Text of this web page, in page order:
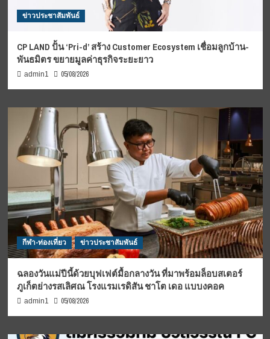
ข่าวประชาสัมพันธ์
CP LAND ปั้น ‘Pri-d’ สร้าง Customer Ecosystem เชื่อมลูกบ้าน-
พันธมิตร ขยายมูลค่าธุรกิจระยะยาว
admin1 05/08/2026
กีฬา-ท่องเที่ยว ข่าวประชาสัมพันธ์
ฉลองวันแม่ปีนี้ด้วยบุฟเฟต์มื้อกลางวัน ที่มาพร้อมล็อบสเตอร์
ภูเก็ตย่างรสเลิศณ โรงแรมเรดิสัน ชาโต เดอ แบบงคอค
admin1 05/08/2026